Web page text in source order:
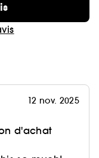
12 nov. 2025
d'achat